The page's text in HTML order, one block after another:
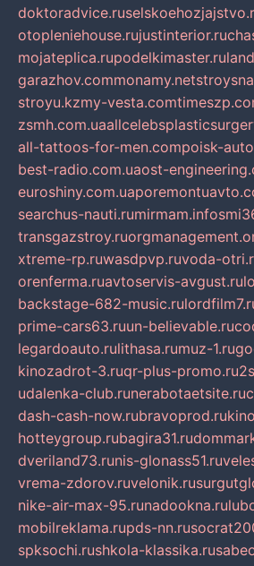
doktoradvice.ru
otopleniehouse.rujustinterior.ru
mojateplica.rupodelkimaster.ru
garazhov.commonamy.net
stroyu.kzmy-vesta.com
zsmh.com.ua
all-tattoos-for-men.compoisk-
best-radio.com.uaost-
euroshiny.com.ua
searchus-nauti.rumirmam.info
transgazstroy.ru
xtreme-rp.ruwasdpvp.ruvoda-
orenferma.ruavtoservis-avgust.ru
backstage-682-music.ru
prime-cars63.ruun-believable.ru
legardoauto.rulithasa.rumuz-1.ru
kinozadrot-3.ruqr-plus-promo.ru
udalenka-club.runerabotaetsite.ru
dash-cash-now.rubravoprod.ru
hotteygroup.rubagira31.ru
dveriland73.runis-glonass51.ru
vrema-zdorov.ruvelonik.ru
nike-air-max-95.runadookna.ru
mobilreklama.rupds-nn.ru
spksochi.rushkola-klassika.ru